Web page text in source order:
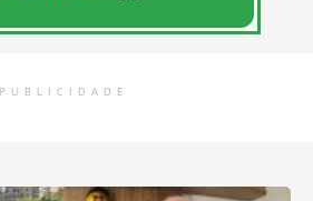
PUBLICIDADE